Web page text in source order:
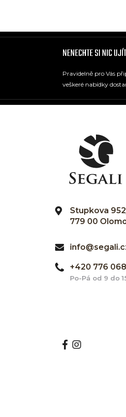
NENECHTE SI NIC UJÍT
Pravidelně pro Vás
veškeré nabídky
Stupkova
779 00
+420 776
Po-Pá od 9 do